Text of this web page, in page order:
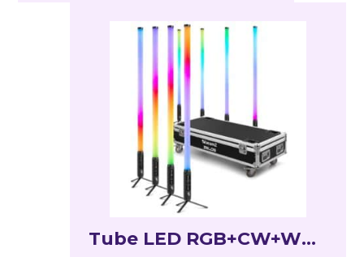
Tube LED RGB+CW+WW,